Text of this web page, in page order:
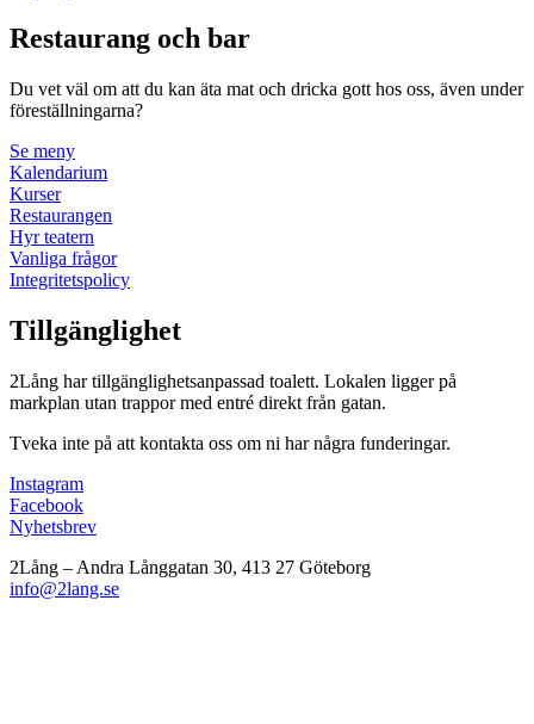
Restaurang och bar
Du vet väl om att du kan äta mat och dricka gott hos oss, även under
föreställningarna?
Se meny
Kalendarium
Kurser
Restaurangen
Hyr teatern
Vanliga frågor
Integritetspolicy
Tillgänglighet
2Lång har tillgänglighetsanpassad toalett. Lokalen ligger på
markplan utan trappor med entré direkt från gatan.
Tveka inte på att kontakta oss om ni har några funderingar.
Instagram
Facebook
Nyhetsbrev
2Lång – Andra Långgatan 30, 413 27 Göteborg
info@2lang.se